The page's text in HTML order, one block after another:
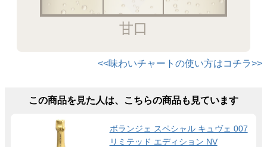
甘口
<<味わいチャートの使い方はコチラ>>
この商品を見た人は、こちらの商品も見ています
ボランジェ スペシャル キュヴェ 007
リミテッド エディション NV